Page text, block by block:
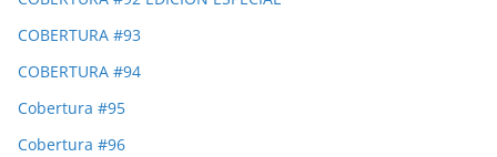
COBERTURA #93
COBERTURA #94
Cobertura #95
Cobertura #96